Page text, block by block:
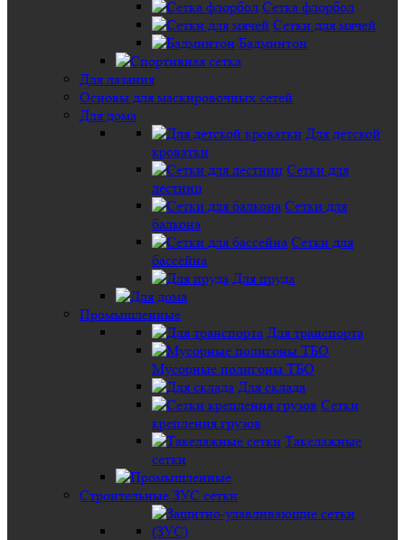
Сетка флорбол
Сетки для мячей
Бадминтон
Для лазания
Основы для маскировочных сетей
Для дома
Для детской
кроватки
Сетки для
лестниц
Сетки для
балкона
Сетки для
бассейна
Для пруда
Промышленные
Для транспорта
Мусорные полигоны ТБО
Для склада
Сетки
крепления грузов
Такелажные
сетки
Строительные ЗУС сетки